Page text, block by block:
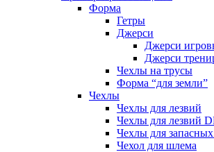
Форма
Гетры
Джерси
Джерси
Джерси
Чехлы на трусы
Форма “для земли”
Чехлы
Чехлы для лезвий
Чехлы для лезвий
Чехлы для
Чехол для шлема